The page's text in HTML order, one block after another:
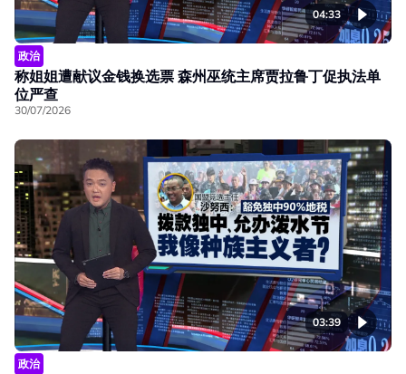
04:33
政治
称姐姐遭献议金钱换选票 森州巫统主席贾拉鲁丁促执法单
位严查
30/07/2026
03:39
政治